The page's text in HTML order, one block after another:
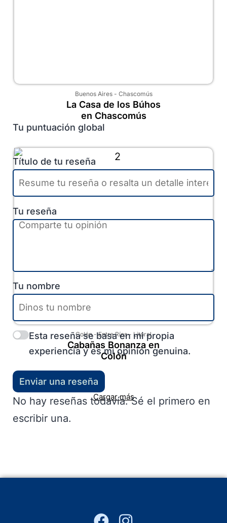
Buenos Aires- Chascomús
La Casa de los Búhos
en Chascomús
Colón-Entre Ríos- Litoral
Cabañas Bonanza en
Colón
Cargar más
Tu puntuación global
Título de tu reseña
Tu reseña
Tu nombre
Esta reseña se basa en mi propia
experiencia y es mi opinión genuina.
Enviar una reseña
No hay reseñas todavía. Sé el primero en
escribir una.